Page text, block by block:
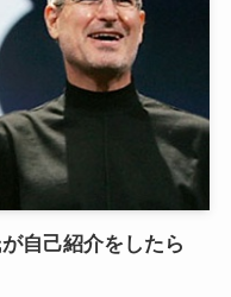
自己紹介をしたら